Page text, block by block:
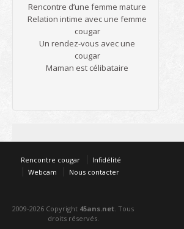
Rencontre d’une femme mature
Relation intime avec une femme
cougar
Un rendez-vous avec une
cougar
Maman est célibataire
Rencontre cougar
Infidélité
Webcam
Nous contacter
2009-2026 Copyright 45ans.net. Tous
droits réservés.